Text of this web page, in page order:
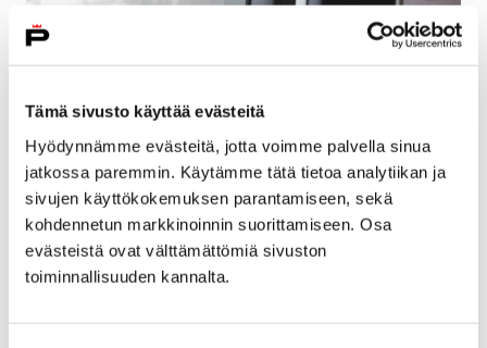
Tämä sivusto käyttää evästeitä
Hyödynnämme evästeitä, jotta voimme palvella sinua
jatkossa paremmin. Käytämme tätä tietoa analytiikan ja
sivujen käyttökokemuksen parantamiseen, sekä
kohdennetun markkinoinnin suorittamiseen. Osa
evästeistä ovat välttämättömiä sivuston
toiminnallisuuden kannalta.
Autotehtaalle palkataan 1000 lisää –